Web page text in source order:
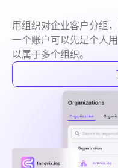
用组织对企业客户分组
一个账户可以先是个人
以属于多个组织。